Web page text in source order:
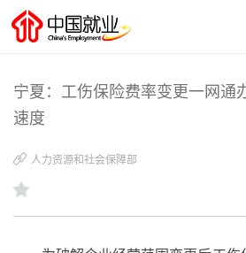
宁夏：工伤保险费率变更一网通
速度
人力资源和社会保障部